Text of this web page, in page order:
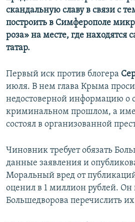
скандальную славу в связи с
построить в Симферополе
роза» на месте, где находятся
татар.
Первый иск против блогера
июля. В нем глава Крыма
недостоверной информацию о
криминальном прошлом, а
состоял в организованной
Чиновник требует обязать
данные заявления и
Моральный вред от
оценил в 1 миллион рублей. Он
Большедворова перечислить